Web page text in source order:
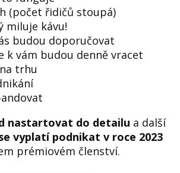
(počet řidičů stoupá)
miluje kávu!
budou doporučovat
k vám budou denně vracet
trhu
nastartovat do detailu a další
vyplatí podnikat v roce 2023
prémiovém členství.